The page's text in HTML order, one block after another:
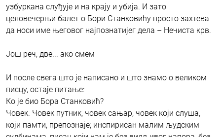
узбуркана слуђује и на крају и убија. И зато
целовечерњи балет о Бори Станковићу просто захтева
да носи име његовог најпознатијег дела – Нечиста крв.
Још реч, две... ако смем
И после свега што је написано и што знамо о великом
писцу, остаје питање:
Ко је био Бора Станковић?
Човек. Човек путник, човек сањар, човек који слуша,
који памти, препознаје; инспирисан малим људским